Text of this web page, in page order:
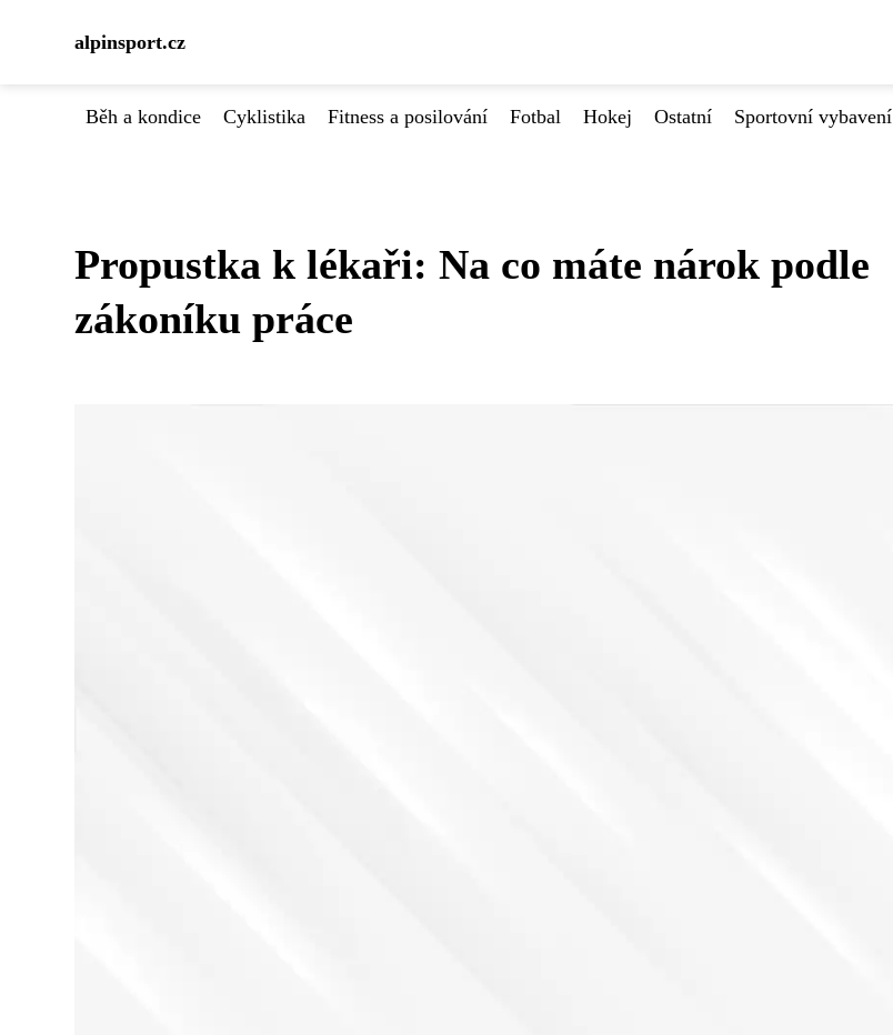
alpinsport.cz
Běh a kondice Cyklistika Fitness a posilování Fotbal Hokej Ostatní Sportovní vybavení
Propustka k lékaři: Na co máte nárok podle
zákoníku práce